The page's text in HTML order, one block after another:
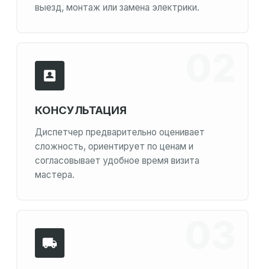
выезд, монтаж или замена электрики.
КОНСУЛЬТАЦИЯ
Диспетчер предварительно оценивает
сложность, ориентирует по ценам и
согласовывает удобное время визита
мастера.